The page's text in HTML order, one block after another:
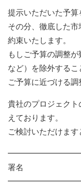
提示いただいた予算
その分、徹底した
約束いたします。
もしご予算の調整
など）を除外するこ
ご予算に近づける調
貴社のプロジェク
えております。
ご検討いただけます
署名